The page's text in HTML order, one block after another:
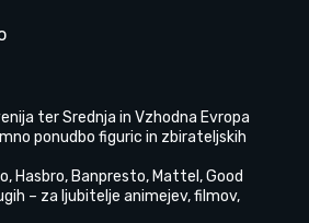
ter Srednja in Vzhodna Evropa
ponudbo figuric in zbirateljskih
Hasbro, Banpresto, Mattel, Good
– za ljubitelje animejev, filmov,